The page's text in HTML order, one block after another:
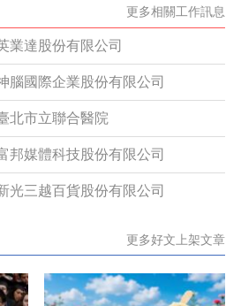
更多相關工作訊息
業達股份有限公司
腦國際企業股份有限公司
北市立聯合醫院
邦媒體科技股份有限公司
光三越百貨股份有限公司
更多好文上架文章